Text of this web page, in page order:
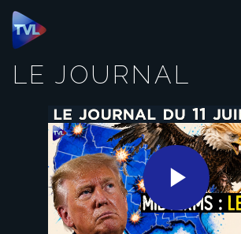
Panneau de gestion des cookies
LE JOURNAL
Play